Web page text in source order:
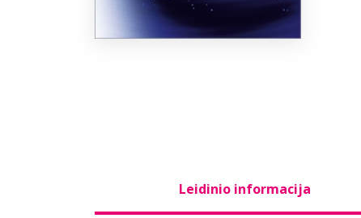
Leidinio informacija